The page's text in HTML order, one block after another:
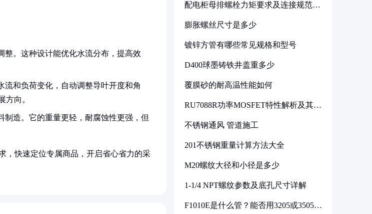
整。这种设计能优化水流分布，提高效
流和负荷变化，自动调整导叶开度和角
方向。
制造。它的重量更轻，耐腐蚀性更强，但
，快速定位专属商品，开启省心省力的采
配电柜母排螺栓力矩要求及连接规范详
膨胀螺丝尺寸是多少
镀锌方管有哪些常见规格和型号
D400球墨铸铁井盖重多少
覆膜砂的耐高温性能如何
RU7088R功率MOSFET特性解析及其在
不锈钢通风 管道施工
201不锈钢重量计算方法大全
M20螺纹大径和小径是多少
1-1/4 NPT螺纹参数及底孔尺寸详解
F1010E是什么管？能否用3205或3505代